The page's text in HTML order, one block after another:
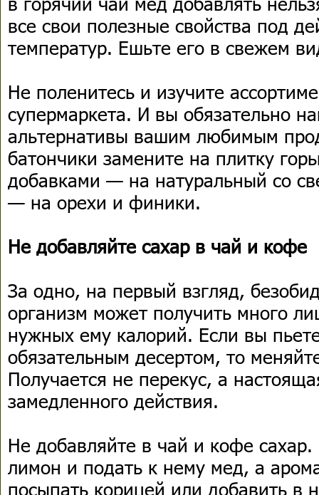
все свои полезные свойства под
температур. Ешьте его в свежем
Не поленитесь и изучите
супермаркета. И вы обязательно
альтернативы вашим любимым
батончики замените на плитку
добавками — на натуральный со
— на орехи и финики.
Не добавляйте сахар в чай и кофе
За одно, на первый взгляд,
организм может получить много
нужных ему калорий. Если вы
обязательным десертом, то
Получается не перекус, а
замедленного действия.
Не добавляйте в чай и кофе
лимон и подать к нему мед, а
посыпать корицей или добавить в